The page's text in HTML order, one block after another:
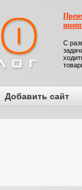
С
Добавить сайт